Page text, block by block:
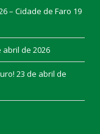
– Cidade de Faro 19
abril de 2026
23 de abril de